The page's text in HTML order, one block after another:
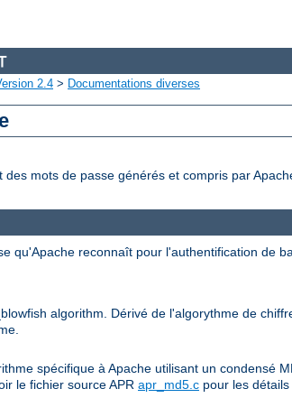
2.4 > Documentations diverses
mots de passe générés et compris par
qu'Apache reconnaît pour l'authentification de
algorithm. Dérivé de l'algorythme de
spécifique à Apache utilisant un condensé
le fichier source APR apr_md5.c pour les